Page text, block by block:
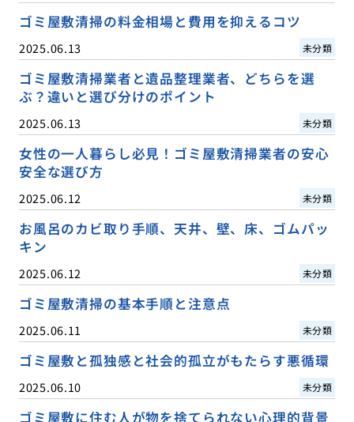
ゴミ屋敷清掃の料金相場と費用を抑えるコツ
2025.06.13 未分類
ゴミ屋敷清掃業者と遺品整理業者、どちらを選
ぶ？違いと選び分けのポイント
2025.06.13 未分類
女性の一人暮らし必見！ゴミ屋敷清掃業者の安心
安全な選び方
2025.06.12 未分類
お風呂のカビ取り手順、天井、壁、床、ゴムパッ
キン
2025.06.12 未分類
ゴミ屋敷清掃の基本手順と注意点
2025.06.11 未分類
ゴミ屋敷と孤独感と社会的孤立がもたらす悪循環
2025.06.10 未分類
ゴミ屋敷に住む人が物を捨てられない心理的背景